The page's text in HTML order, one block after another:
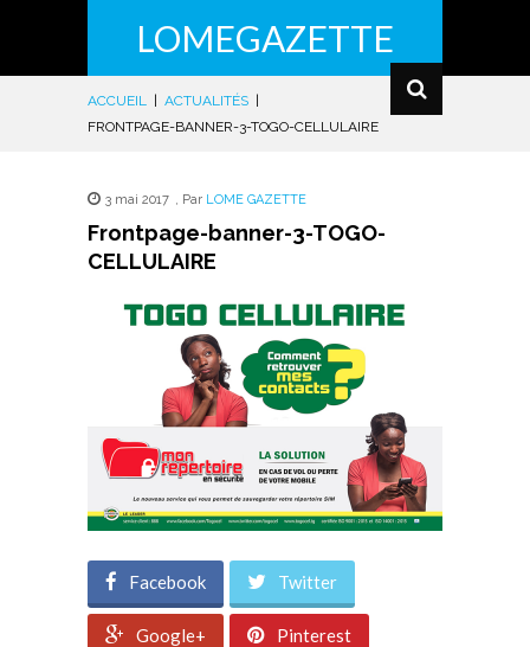
LOMEGAZETTE
ACCUEIL ACTUALITÉS
FRONTPAGE-BANNER-3-TOGO-CELLULAIRE
3 mai 2017 , Par LOME GAZETTE
Frontpage-banner-3-TOGO-
CELLULAIRE
Facebook Twitter
Google+ Pinterest